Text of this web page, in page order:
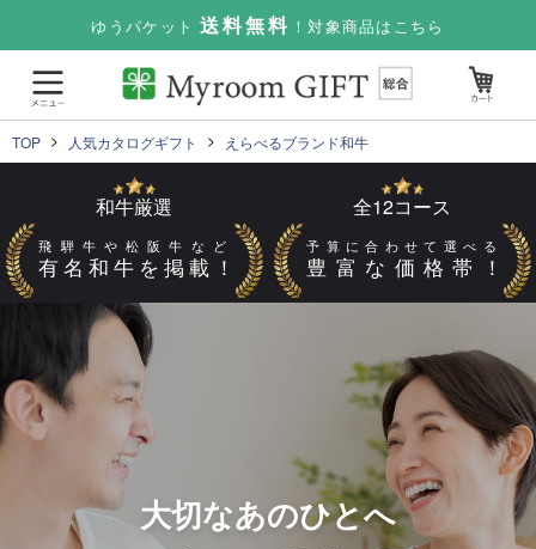
ゆうパケット 送料無料 ！対象商品はこちら
TOP 人気カタログギフト えらべるブランド和牛
和牛厳選
飛騨牛や松阪牛など
有名和牛を掲載！
全12コース
予算に合わせて選べる
豊富な価格帯！
大切なあのひとへ